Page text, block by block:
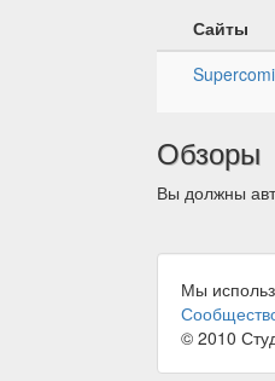
Сайты
Обзоры
Вы должны
Мы
© 2010